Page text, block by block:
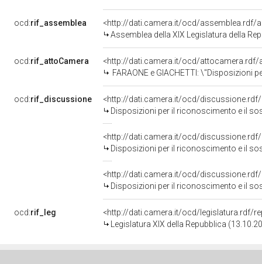
ocd:rif_assemblea
<http://dati.camera.it/ocd/assemblea.rdf/
Assemblea della XIX Legislatura della
ocd:rif_attoCamera
<http://dati.camera.it/ocd/attocamera.rdf/
FARAONE e GIACHETTI: \"Disposizioni per il riconoscimento e il sostegno
ocd:rif_discussione
<http://dati.camera.it/ocd/discussione.rdf/
Disposizioni per il riconoscimento e il
<http://dati.camera.it/ocd/discussione.rdf/
Disposizioni per il riconoscimento e il
<http://dati.camera.it/ocd/discussione.rdf/
Disposizioni per il riconoscimento e il
ocd:rif_leg
<http://dati.camera.it/ocd/legislatura.rdf/
Legislatura XIX della Repubblica